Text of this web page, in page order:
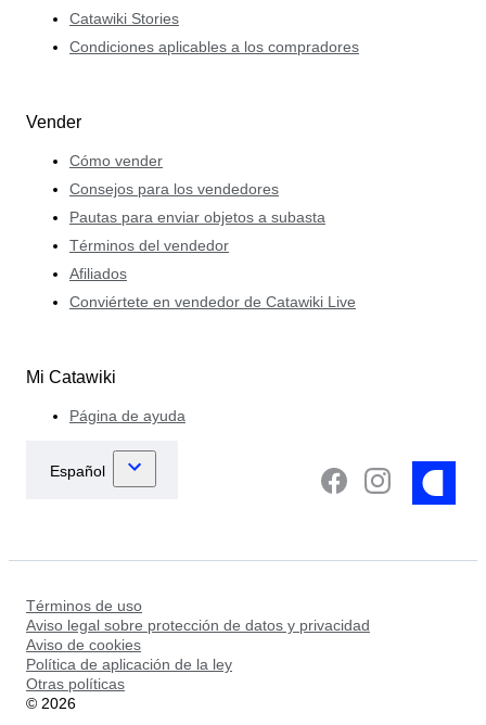
Catawiki Stories
Condiciones aplicables a los compradores
Vender
Cómo vender
Consejos para los vendedores
Pautas para enviar objetos a subasta
Términos del vendedor
Afiliados
Conviértete en vendedor de Catawiki Live
Mi Catawiki
Página de ayuda
Términos de uso
Aviso legal sobre protección de datos y privacidad
Aviso de cookies
Política de aplicación de la ley
Otras políticas
© 2026